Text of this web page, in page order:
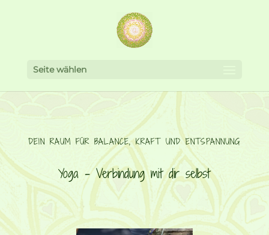
Seite wählen
DEIN RAUM FÜR BALANCE, KRAFT UND ENTSPANNUNG
Yoga – Verbindung mit dir selbst